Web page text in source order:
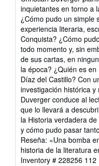
inquietantes en torno a
¿Cómo pudo un simple
experiencia literaria,
Conquista? ¿Cómo
todo momento y, sin
de sus cartas, en
la época? ¿Quién es
Díaz del Castillo? Con
investigación histórica
Duverger conduce al
que lo llevará a
la Historia verdadera
y cómo pudo pasar
Reseña: «Una bomba
historia de la literatura
Inventory # 228256 112